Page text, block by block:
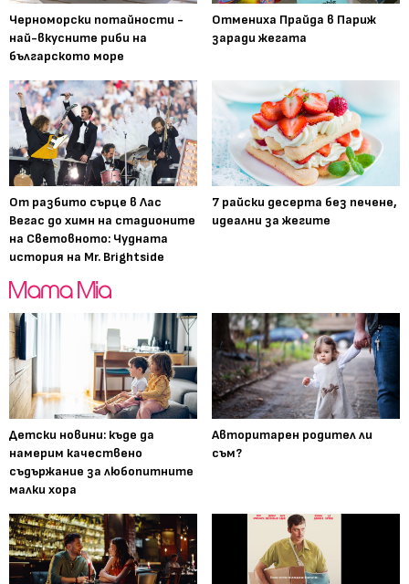
Черноморски потайности -
най-вкусните риби на
българското море
Отмениха Прайда в Париж
заради жегата
От разбито сърце в Лас
Вегас до химн на стадионите
на Световното: Чудната
история на Mr. Brightside
7 райски десерта без печене,
идеални за жегите
Детски новини: къде да
намерим качествено
съдържание за любопитните
малки хора
Авторитарен родител ли
съм?